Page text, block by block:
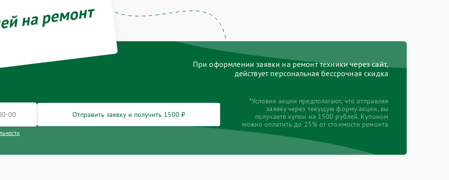
на ремонт
При оформлении заявки на ремонт техники через сайт,
действует персональная бессрочная скидка
Отправить заявку и получить 1500 ₽
*Условия акции предполагают, что отправляя
заявку через текущую форму акции, вы
получаете купон на 1500 рублей. Купоном
можно оплатить до 25% от стоимости ремонта